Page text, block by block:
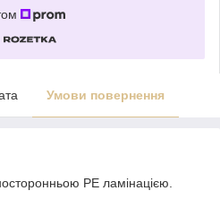
Умови повернення
РЕ ламінацією.